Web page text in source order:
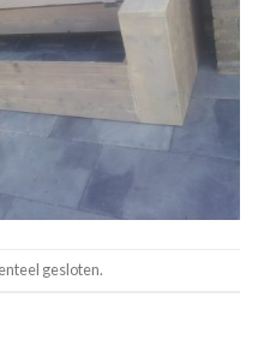
gesloten.